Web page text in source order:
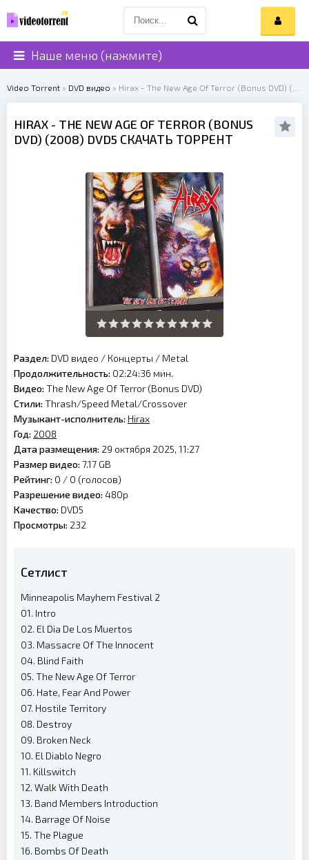
Наше меню (нажмите)
Video Torrent » DVD видео » Hirax - The New Age Of Terror (Bonus DVD) (2008)
HIRAX - THE NEW AGE OF TERROR (BONUS
DVD) (2008) DVD5 СКАЧАТЬ ТОРРЕНТ
Раздел: DVD видео / Концерты / Metal
Продолжительность: 02:24:36 мин.
Видео: The New Age Of Terror (Bonus DVD)
Стили: Thrash/Speed Metal/Crossover
Музыкант-исполнитель: Hirax
Год: 2008
Дата размещения: 29 октября 2025, 11:27
Размер видео: 7.17 GB
Рейтинг: 0 / 0 (голосов)
Разрешение видео: 480p
Качество: DVD5
Просмотры: 232
Сетлист
Minneapolis Mayhem Festival 2
01. Intro
02. El Dia De Los Muertos
03. Massacre Of The Innocent
04. Blind Faith
05. The New Age Of Terror
06. Hate, Fear And Power
07. Hostile Territory
08. Destroy
09. Broken Neck
10. El Diablo Negro
11. Killswitch
12. Walk With Death
13. Band Members Introduction
14. Barrage Of Noise
15. The Plague
16. Bombs Of Death